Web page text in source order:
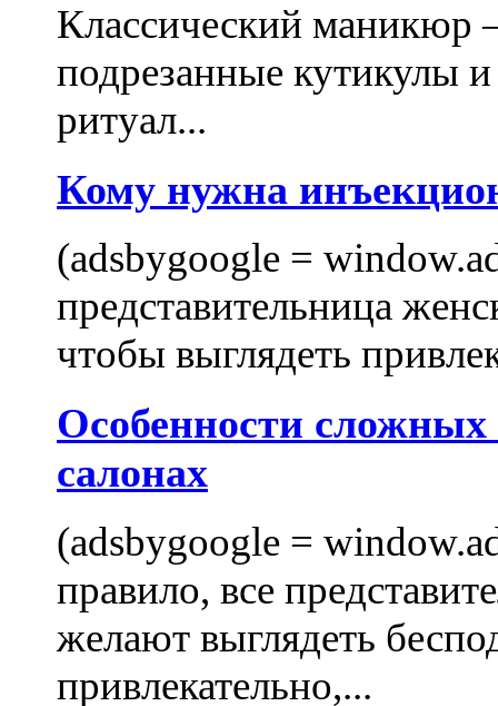
Классический маникюр
подрезанные кутикулы
ритуал...
Кому нужна
(adsbygoogle =
представительница
чтобы выглядеть
Особенности
салонах
(adsbygoogle =
правило, все
желают выглядеть
привлекательно,...